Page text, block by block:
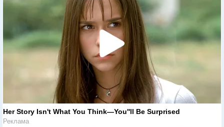
Her Story Isn't What You Think—You''ll Be Surprised
Реклама